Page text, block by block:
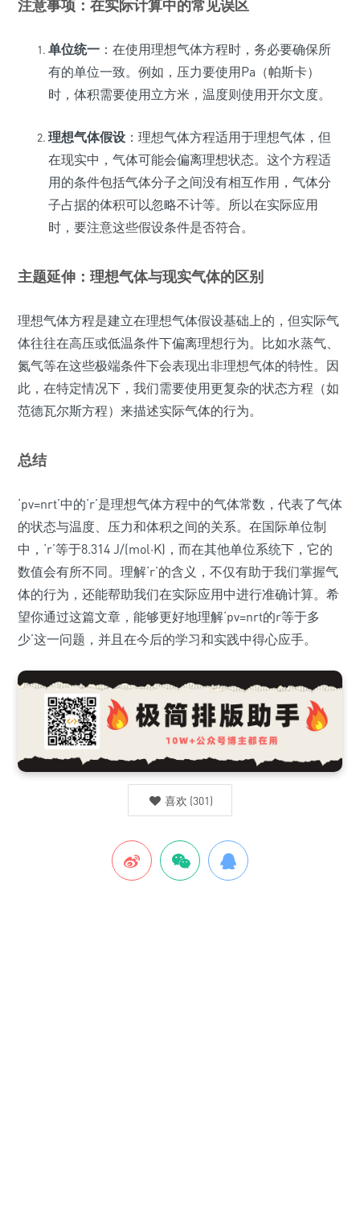
注意事项：在实际计算中的常见误区
单位统一 ：在使用理想气体方程时，务必要确保所
有的单位一致。例如，压力要使用Pa（帕斯卡）
时，体积需要使用立方米，温度则使用开尔文度。
理想气体假设 ：理想气体方程适用于理想气体，但
在现实中，气体可能会偏离理想状态。这个方程适
用的条件包括气体分子之间没有相互作用，气体分
子占据的体积可以忽略不计等。所以在实际应用
时，要注意这些假设条件是否符合。
主题延伸：理想气体与现实气体的区别
理想气体方程是建立在理想气体假设基础上的，但实际气
体往往在高压或低温条件下偏离理想行为。比如水蒸气、
氮气等在这些极端条件下会表现出非理想气体的特性。因
此，在特定情况下，我们需要使用更复杂的状态方程（如
范德瓦尔斯方程）来描述实际气体的行为。
总结
‘pv=nrt’中的‘r’是理想气体方程中的气体常数，代表了气体
的状态与温度、压力和体积之间的关系。在国际单位制
中，‘r’等于8.314 J/(mol·K)，而在其他单位系统下，它的
数值会有所不同。理解‘r’的含义，不仅有助于我们掌握气
体的行为，还能帮助我们在实际应用中进行准确计算。希
望你通过这篇文章，能够更好地理解‘pv=nrt的r等于多
少’这一问题，并且在今后的学习和实践中得心应手。
喜欢 (301)